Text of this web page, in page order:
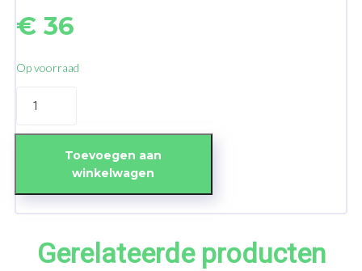
€ 36
Op voorraad
LCD
Toevoegen aan
winkelwagen
Gerelateerde producten